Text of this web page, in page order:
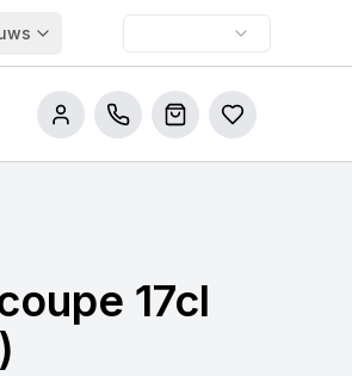
Bel onsWinkelwagen
Bestellijsten
17cl